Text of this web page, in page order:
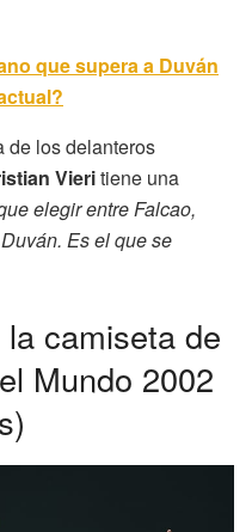
que supera a Duván
de los delanteros
Vieritiene una
elegir entre Falcao,
Es el que se
camiseta de
Mundo 2002